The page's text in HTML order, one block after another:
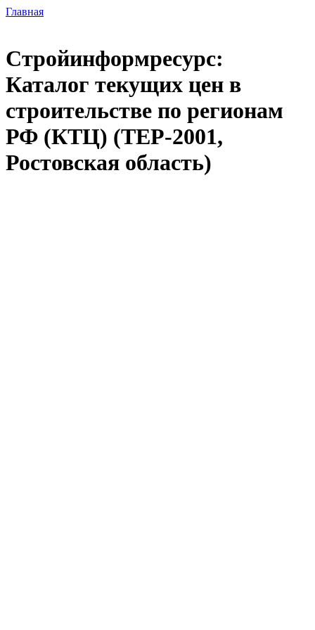
Главная
Стройинформресурс:
Каталог текущих цен в
строительстве по регионам
РФ (КТЦ) (ТЕР-2001,
Ростовская область)